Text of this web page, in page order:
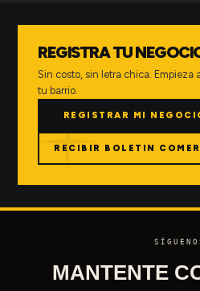
REGISTRA TU
Sin costo, sin letra chica. Empieza
tu barrio.
REGISTRAR MI
RECIBIR BOLETIN
MANTENTE